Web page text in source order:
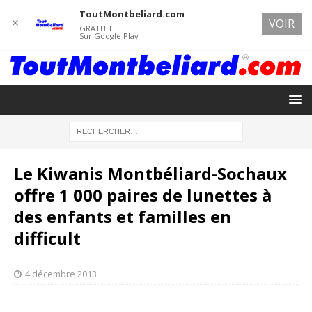
Le Kiwanis Montbéliard-Sochaux
offre 1 000 paires de lunettes à
des enfants et familles en
difficult
4 décembre 2013
✕
ToutMontbeliard.com
GRATUIT
Sur Google Play
VOIR